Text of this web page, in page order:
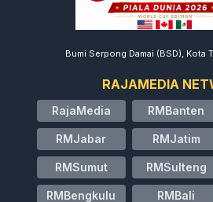
Bumi Serpong Damai (BSD), Kota
RAJAMEDIA
RajaMedia RMBanten
RMJabar RMJatim
RMSumut RMSulteng
RMBengkulu RMBali